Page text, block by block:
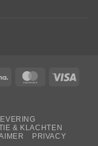
Klarna MasterCard
& KLACHTEN
PRIVACY